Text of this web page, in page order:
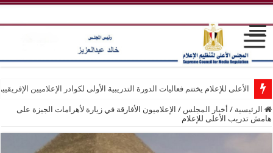
الأعلى للإعلام يختتم فعاليات الدورة التدريبية الأولى لكوادر الإعلاميين
الرئيسية / أخبار المجلس / الإعلاميون الأفارقة في زيارة لأهرامات الجيزة على
هامش تدريب الأعلى للإعلام